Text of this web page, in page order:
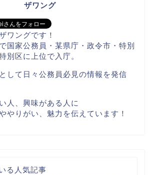
ザワング
ワングです！
国家公務員・某県庁・政令市・特別
別区に上位で入庁。
して日々公務員必見の情報を発信
人、興味がある人に
やりがい、魅力を伝えています！
る人気記事